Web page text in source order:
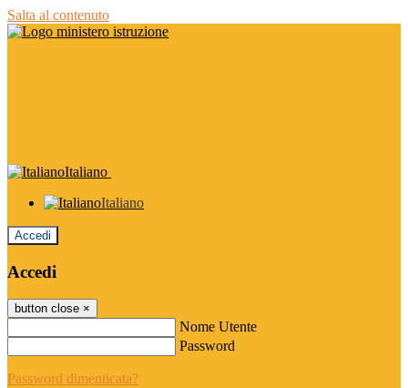
Salta al contenuto
Italiano
Italiano
Accedi
Accedi
button close ×
Nome Utente
Password
Password dimenticata?